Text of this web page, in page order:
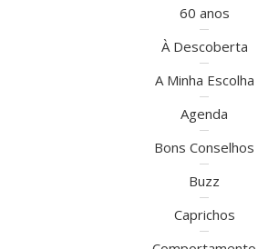
60 anos
À Descoberta
A Minha Escolha
Agenda
Bons Conselhos
Buzz
Caprichos